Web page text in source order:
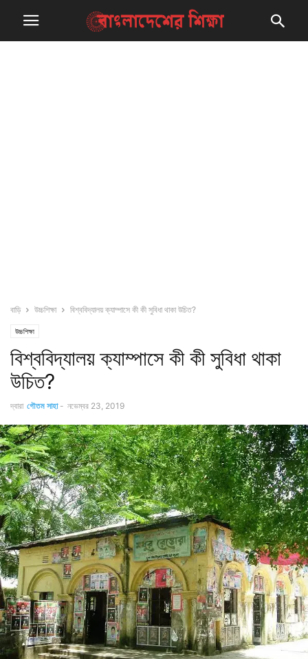
বাড়ি উচ্চশিক্ষা বিশ্ববিদ্যালয় ক্যাম্পাসে কী কী সুবিধা থাকা উচিত?
উচ্চশিক্ষা
বিশ্ববিদ্যালয় ক্যাম্পাসে কী কী সুবিধা থাকা
উচিত?
দ্বারা গৌতম সাহা - নভেম্বর 23, 2019